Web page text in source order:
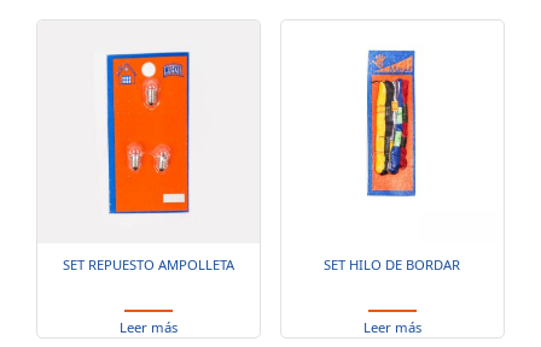
SET REPUESTO AMPOLLETA
Leer más
SET HILO DE BORDAR
Leer más